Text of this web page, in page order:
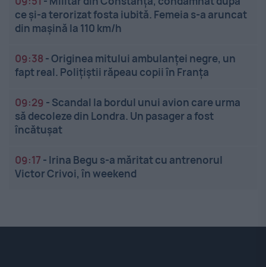
ce și-a terorizat fosta iubită. Femeia s-a aruncat
din mașină la 110 km/h
09:38 -Originea mitului ambulanței negre, un
fapt real. Polițiștii răpeau copii în Franța
09:29 - Scandal la bordul unui avion care urma
să decoleze din Londra. Un pasager a fost
încătușat
09:17 - Irina Begu s-a măritat cu antrenorul
Victor Crivoi, în weekend